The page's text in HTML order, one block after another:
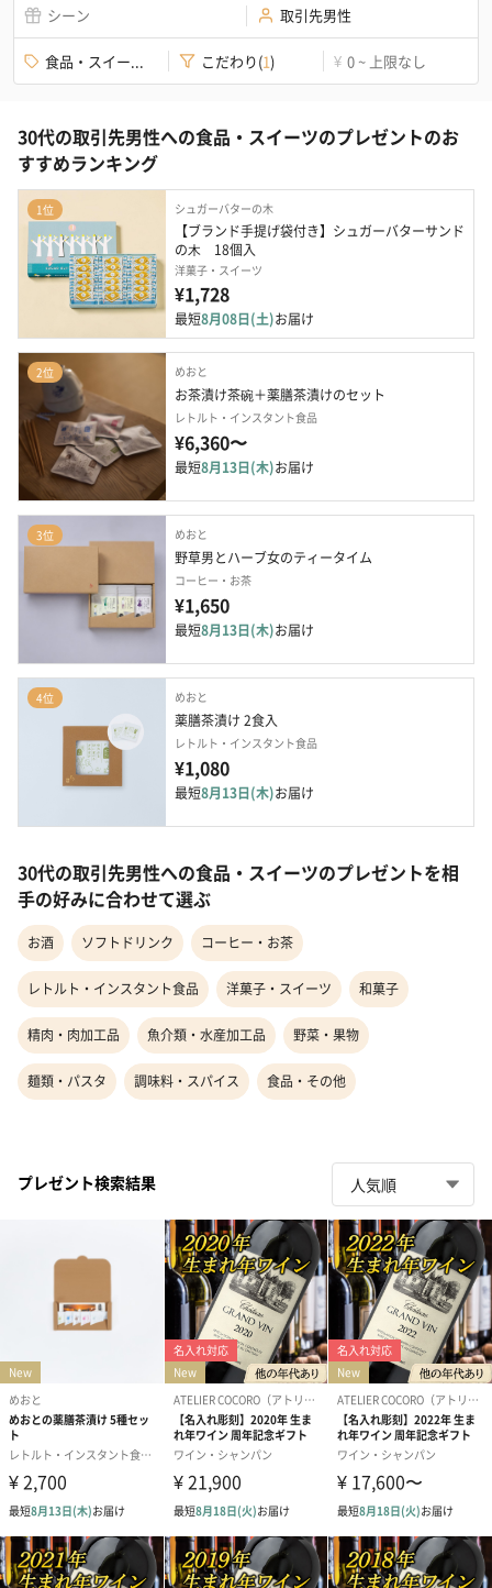
シーン 取引先男性
食品・スイー... こだわり(1) ¥ 0 ~ 上限なし
30代の取引先男性への食品・スイーツのプレゼントのお
すすめランキング
1位 シュガーバターの木
【ブランド手提げ袋付き】シュガーバターサンド
の⽊　18個入
洋菓子・スイーツ
¥1,728
最短8月08日(土)お届け
2位 めおと
お茶漬け茶碗＋薬膳茶漬けのセット
レトルト・インスタント食品
¥6,360〜
最短8月13日(木)お届け
3位 めおと
野草男とハーブ女のティータイム
コーヒー・お茶
¥1,650
最短8月13日(木)お届け
4位 めおと
薬膳茶漬け 2食入
レトルト・インスタント食品
¥1,080
最短8月13日(木)お届け
30代の取引先男性への食品・スイーツのプレゼントを相
手の好みに合わせて選ぶ
お酒 ソフトドリンク コーヒー・お茶
レトルト・インスタント食品 洋菓子・スイーツ 和菓子
精肉・肉加工品 魚介類・水産加工品 野菜・果物
麺類・パスタ 調味料・スパイス 食品・その他
プレゼント検索結果